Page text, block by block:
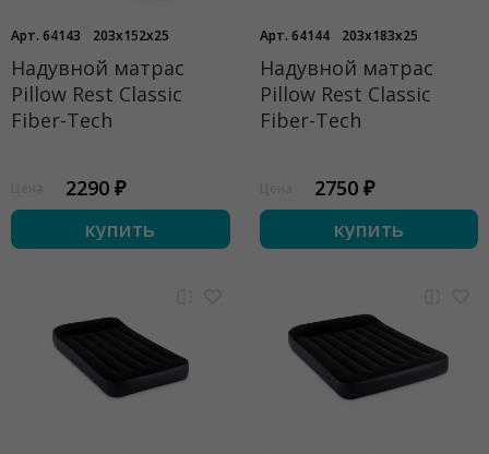
Арт. 64143 203x152x25
Надувной матрас
Pillow Rest Classic
Fiber-Tech
2290 ₽
купить
Арт. 64144 203x183x25
Надувной матрас
Pillow Rest Classic
Fiber-Tech
2750 ₽
купить